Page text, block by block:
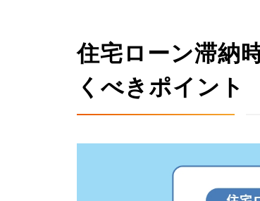
査定シミュレーション
不動産売却額査定
家賃相場査定
住宅ローン滞納
くべきポイント